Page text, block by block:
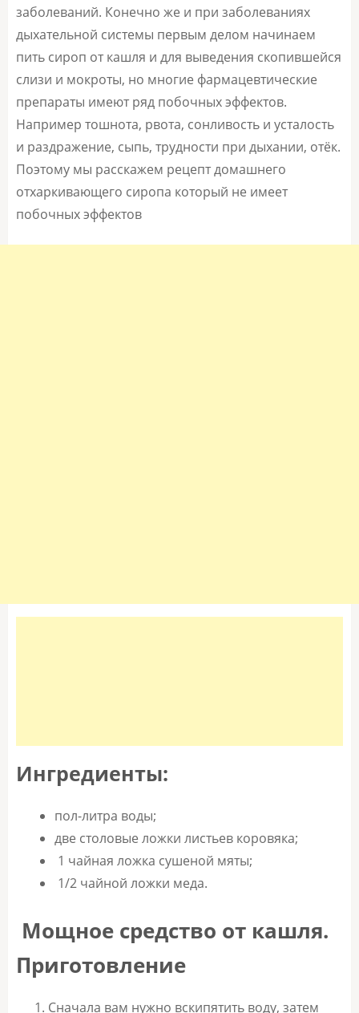
заболеваний. Конечно же и при заболеваниях
дыхательной системы первым делом начинаем
пить сироп от кашля и для выведения скопившейся
слизи и мокроты, но многие фармацевтические
препараты имеют ряд побочных эффектов.
Например тошнота, рвота, сонливость и усталость
и раздражение, сыпь, трудности при дыхании, отёк.
Поэтому мы расскажем рецепт домашнего
отхаркивающего сиропа который не имеет
побочных эффектов
Ингредиенты:
пол-литра воды;
две столовые ложки листьев коровяка;
1 чайная ложка сушеной мяты;
1/2 чайной ложки меда.
Мощное средство от кашля.
Приготовление
Сначала вам нужно вскипятить воду, затем